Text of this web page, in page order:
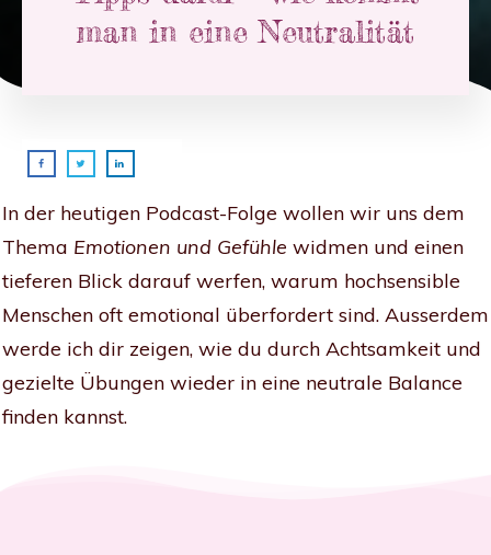
man in eine Neutralität
In der heutigen Podcast-Folge wollen wir uns dem
Thema Emotionen und Gefühle widmen und einen
tieferen Blick darauf werfen, warum hochsensible
Menschen oft emotional überfordert sind. Ausserdem
werde ich dir zeigen, wie du durch Achtsamkeit und
gezielte Übungen wieder in eine neutrale Balance
finden kannst.